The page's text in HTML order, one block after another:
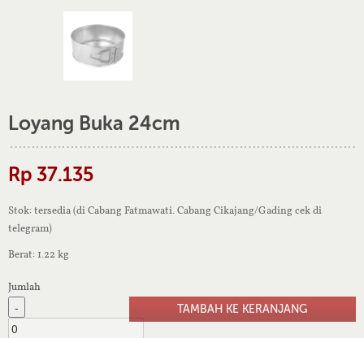
Loyang Buka 24cm
Rp 37.135
Stok: tersedia (di Cabang Fatmawati. Cabang Cikajang/Gading cek di
telegram)
Berat: 1.22 kg
Jumlah
-